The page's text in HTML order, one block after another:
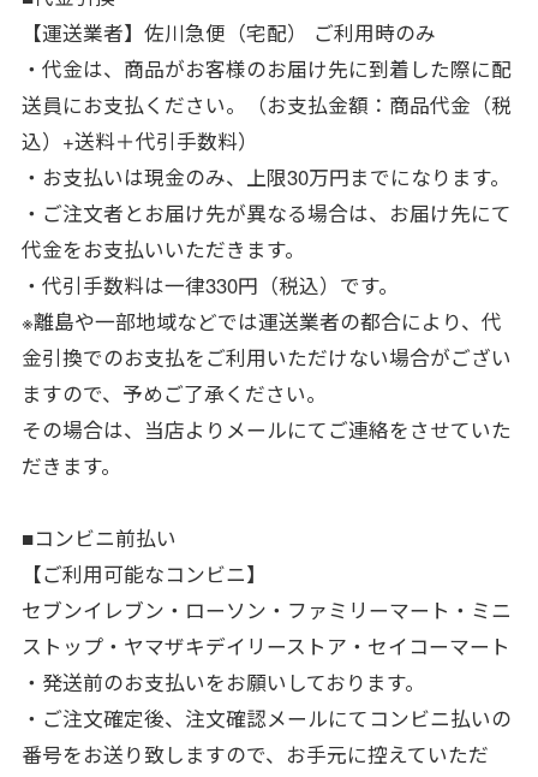
【運送業者】佐川急便（宅配） ご利用時のみ
・代金は、商品がお客様のお届け先に到着した際に配
送員にお支払ください。（お支払金額：商品代金（税
込）+送料＋代引手数料）
・お支払いは現金のみ、上限30万円までになります。
・ご注文者とお届け先が異なる場合は、お届け先にて
代金をお支払いいただきます。
・代引手数料は一律330円（税込）です。
※離島や一部地域などでは運送業者の都合により、代
金引換でのお支払をご利用いただけない場合がござい
ますので、予めご了承ください。
その場合は、当店よりメールにてご連絡をさせていた
だきます。
■コンビニ前払い
【ご利用可能なコンビニ】
セブンイレブン・ローソン・ファミリーマート・ミニ
ストップ・ヤマザキデイリーストア・セイコーマート
・発送前のお支払いをお願いしております。
・ご注文確定後、注文確認メールにてコンビニ払いの
番号をお送り致しますので、お手元に控えていただ